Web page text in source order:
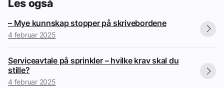
Les også
– Mye kunnskap stopper på skrivebordene
4 februar 2025
Serviceavtale på sprinkler – hvilke krav skal du
stille?
4 februar 2025